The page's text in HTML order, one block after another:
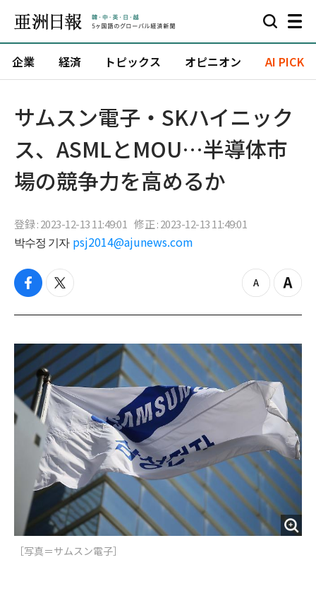
企業 経済 トピックス オピニオン AI PICK
サムスン電子・SKハイニック
ス、ASMLとMOU…半導体市
場の競争力を高めるか
登録 : 2023-12-13 11:49:01 修正 : 2023-12-13 11:49:01
박수정 기자 psj2014@ajunews.com
f
c
b
o
o
k
t
i
t
e
r
z
o
o
u
t
Z
o
i
n
［写真＝サムスン電子］